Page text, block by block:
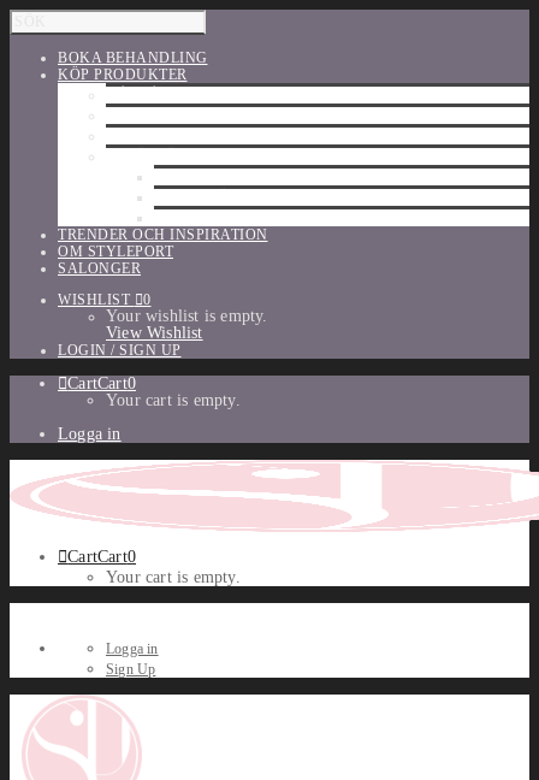
BOKA BEHANDLING
KÖP PRODUKTER
TRENDER OCH INSPIRATION
OM STYLEPORT
SALONGER
WISHLIST
0
Your wishlist is empty.
View Wishlist
LOGIN / SIGN UP
CartCart0
Your cart is empty.
Logga in
CartCart0
Your cart is empty.
Logga in
Sign Up